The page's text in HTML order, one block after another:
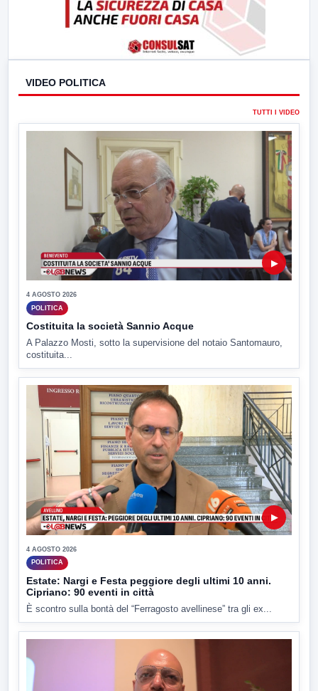
VIDEO POLITICA
TUTTI I VIDEO
▶
4 AGOSTO 2026
POLITICA
Costituita la società Sannio Acque
A Palazzo Mosti, sotto la supervisione del notaio Santomauro,
costituita...
▶
4 AGOSTO 2026
POLITICA
Estate: Nargi e Festa peggiore degli ultimi 10 anni.
Cipriano: 90 eventi in città
È scontro sulla bontà del “Ferragosto avellinese” tra gli ex...